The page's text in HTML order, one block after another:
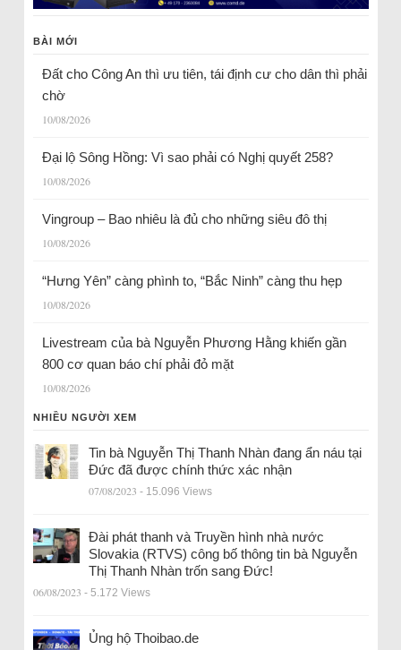
BÀI MỚI
Đất cho Công An thì ưu tiên, tái định cư cho dân thì phải
chờ
10/08/2026
Đại lộ Sông Hồng: Vì sao phải có Nghị quyết 258?
10/08/2026
Vingroup – Bao nhiêu là đủ cho những siêu đô thị
10/08/2026
“Hưng Yên” càng phình to, “Bắc Ninh” càng thu hẹp
10/08/2026
Livestream của bà Nguyễn Phương Hằng khiến gần
800 cơ quan báo chí phải đỏ mặt
10/08/2026
NHIỀU NGƯỜI XEM
Tin bà Nguyễn Thị Thanh Nhàn đang ẩn náu tại
Đức đã được chính thức xác nhận
07/08/2023 - 15.096 Views
Đài phát thanh và Truyền hình nhà nước
Slovakia (RTVS) công bố thông tin bà Nguyễn
Thị Thanh Nhàn trốn sang Đức!
06/08/2023 - 5.172 Views
Ủng hộ Thoibao.de